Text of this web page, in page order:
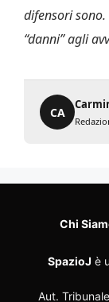
difensori
“danni” agli
CA
Chi
SpazioJ è
Aut.